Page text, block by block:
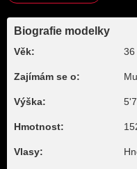
Biografie modelky
Věk: 36
Zajímám se o:
Výška:
Hmotnost:
Vlasy: